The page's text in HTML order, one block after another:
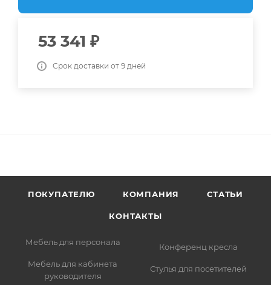
53 341 ₽
Срок доставки от 9 дней
ПОКУПАТЕЛЮ КОМПАНИЯ СТАТЬИ
КОНТАКТЫ
Мебель для персонала
Мебель для кабинета
руководителя
Конференц кресла
Стулья для посетителей